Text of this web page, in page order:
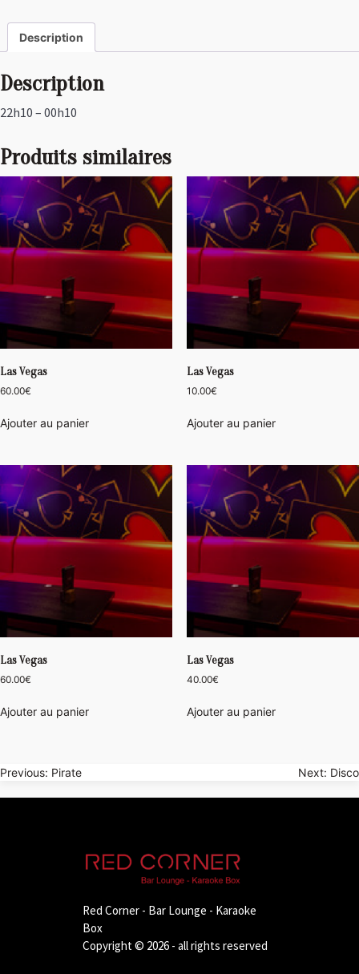
Description
Description
22h10 – 00h10
Produits similaires
Las Vegas
60.00€
Ajouter au panier
Las Vegas
10.00€
Ajouter au panier
Las Vegas
60.00€
Ajouter au panier
Las Vegas
40.00€
Ajouter au panier
Navigation
de
Previous: Pirate Next: Disco
Red Corner - Bar Lounge - Karaoke
Box
Copyright © 2026 - all rights reserved